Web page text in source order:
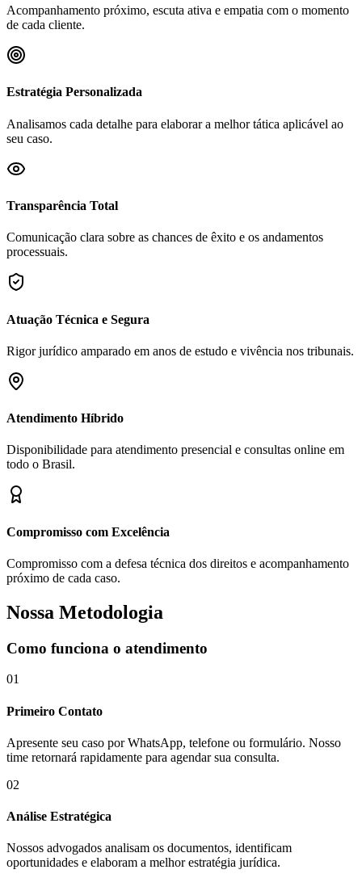
Acompanhamento próximo, escuta ativa e empatia com o momento
de cada cliente.
Estratégia Personalizada
Analisamos cada detalhe para elaborar a melhor tática aplicável ao
seu caso.
Transparência Total
Comunicação clara sobre as chances de êxito e os andamentos
processuais.
Atuação Técnica e Segura
Rigor jurídico amparado em anos de estudo e vivência nos tribunais.
Atendimento Híbrido
Disponibilidade para atendimento presencial e consultas online em
todo o Brasil.
Compromisso com Excelência
Compromisso com a defesa técnica dos direitos e acompanhamento
próximo de cada caso.
Nossa Metodologia
Como funciona o atendimento
01
Primeiro Contato
Apresente seu caso por WhatsApp, telefone ou formulário. Nosso
time retornará rapidamente para agendar sua consulta.
02
Análise Estratégica
Nossos advogados analisam os documentos, identificam
oportunidades e elaboram a melhor estratégia jurídica.